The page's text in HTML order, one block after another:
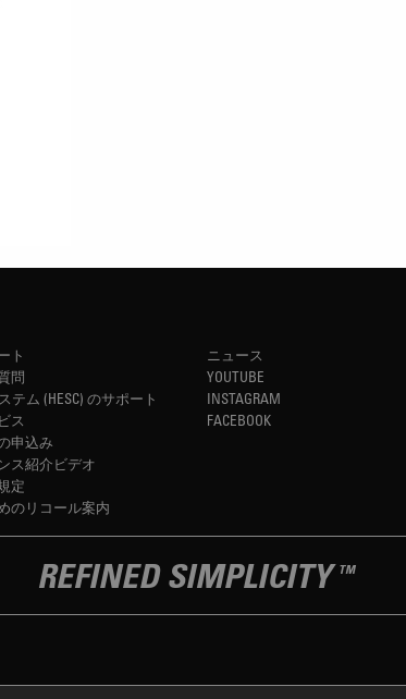
ト
問
テム (HESC) のサポート
ス
申込み
ス紹介ビデオ
定
のリコール案内
ニュース
YOUTUBE
INSTAGRAM
FACEBOOK
REFINED SIMPLICITY TM